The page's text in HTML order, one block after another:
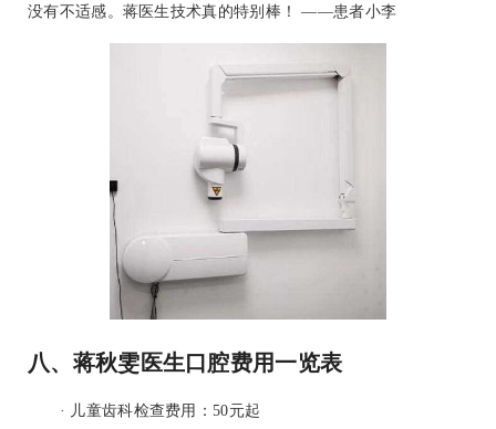
没有不适感。蒋医生技术真的特别棒！ ——患者小李
八、蒋秋雯医生口腔费用一览表
· 儿童齿科检查费用：50元起